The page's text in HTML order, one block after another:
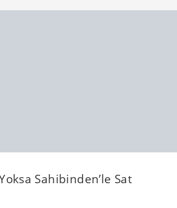
Sahibinden’le Sat